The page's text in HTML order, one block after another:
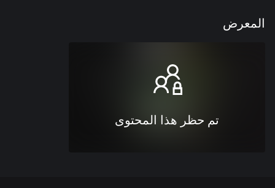
المعرض
تم حظر هذا المحتوى